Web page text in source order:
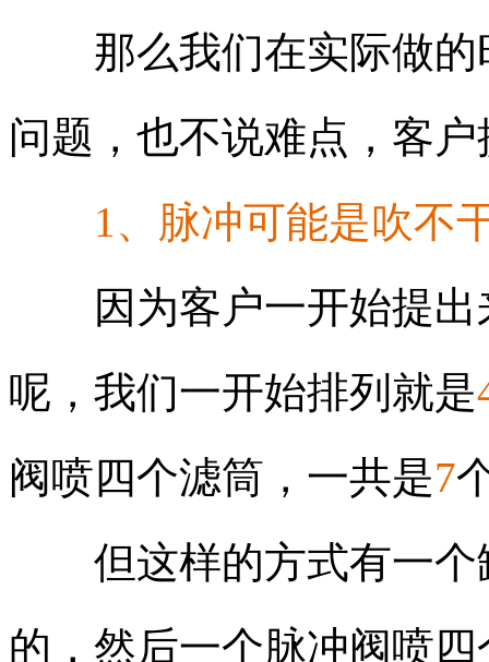
那么我们在实际做的
问题，也不说难点，客
1、脉冲可能是吹不
因为客户一开始提出
呢，我们一开始排列就是
阀喷四个滤筒，一共是7
但这样的方式有一个
的，然后一个脉冲阀喷